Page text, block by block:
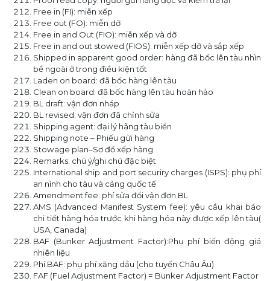
Free in (FI): miễn xếp
Free out (FO): miễn dỡ
Free in and Out (FIO): miễn xếp và dỡ
Free in and out stowed (FIOS): miễn xếp dỡ và sắp xếp
Shipped in apparent good order: hàng đã bốc lên tàu nhìn
bề ngoài ở trong điều kiện tốt
Laden on board: đã bốc hàng lên tàu
Clean on board: đã bốc hàng lên tàu hoàn hảo
BL draft: vận đơn nháp
BL revised: vận đơn đã chỉnh sửa
Shipping agent: đại lý hãng tàu biển
Shipping note – Phiếu gửi hàng
Stowage plan–Sơ đồ xếp hàng
Remarks: chú ý/ghi chú đặc biệt
International ship and port securiry charges (ISPS): phụ phí
an nình cho tàu và cảng quốc tế
Amendment fee: phí sửa đổi vận đơn BL
AMS (Advanced Manifest System fee): yêu cầu khai báo
chi tiết hàng hóa trước khi hàng hóa này được xếp lên tàu(
USA, Canada)
BAF (Bunker Adjustment Factor):Phụ phí biến động giá
nhiên liệu
Phí BAF: phụ phí xăng dầu (cho tuyến Châu Âu)
FAF (Fuel Adjustment Factor) = Bunker Adjustment Factor